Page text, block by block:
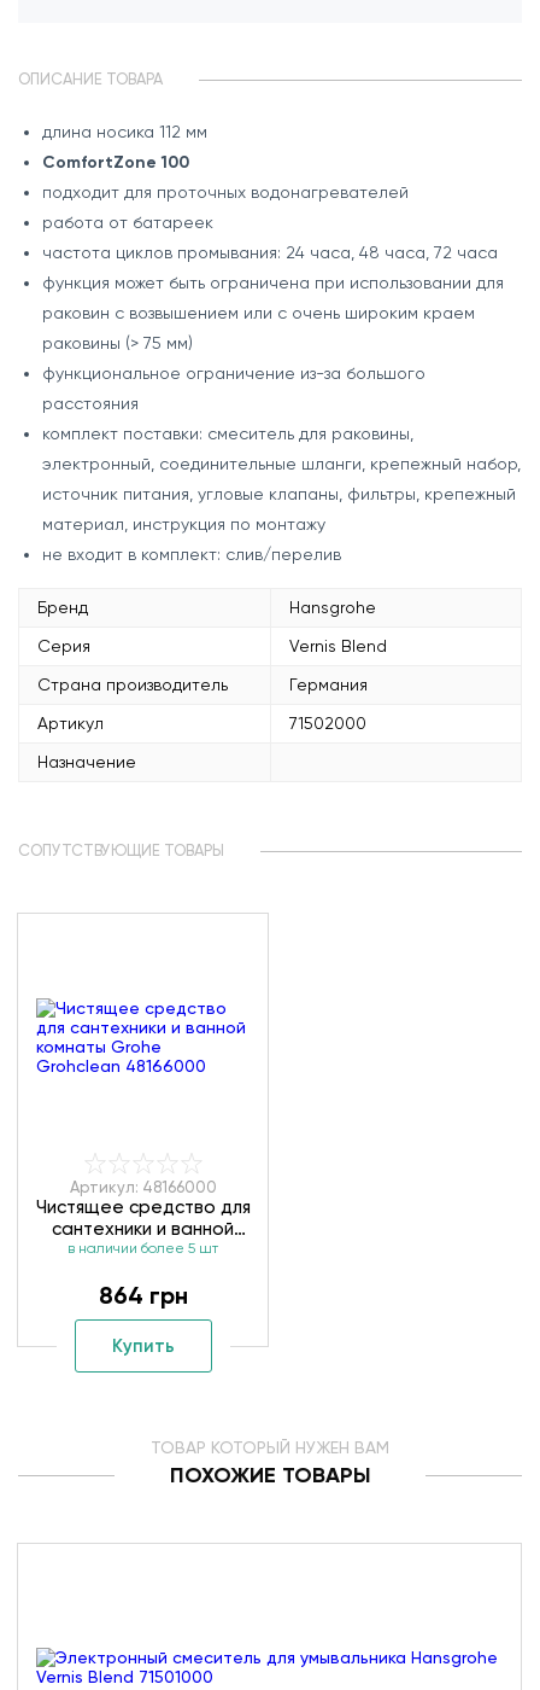
ОПИСАНИЕ ТОВАРА
длина носика 112 мм
ComfortZone 100
подходит для проточных водонагревателей
работа от батареек
частота циклов промывания: 24 часа, 48 часа, 72 часа
функция может быть ограничена при использовании для
раковин с возвышением или с очень широким краем
раковины (> 75 мм)
функциональное ограничение из-за большого
расстояния
комплект поставки: смеситель для раковины,
электронный, соединительные шланги, крепежный набор,
источник питания, угловые клапаны, фильтры, крепежный
материал, инструкция по монтажу
не входит в комплект: слив/перелив
Бренд
Hansgrohe
Серия
Vernis Blend
Страна производитель
Германия
Артикул
71502000
Назначение
СОПУТСТВУЮЩИЕ ТОВАРЫ
Артикул: 48166000
Чистящее средство для
сантехники и ванной
комнаты Grohe
в наличии более 5 шт
864 грн
Купить
ТОВАР КОТОРЫЙ НУЖЕН ВАМ
ПОХОЖИЕ ТОВАРЫ